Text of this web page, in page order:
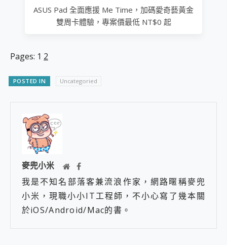
ASUS Pad 全面應援 Me Time，加碼愛奇藝黃金
雙周卡體驗，專案價最低 NT$0 起
Pages: 1 2
POSTED IN Uncategoried
麥兜小米
我是不知名部落客兼流浪作家，網路暱稱麥兜
小米，現職小小IT工程師，不小心寫了幾本關
於iOS/Android/Mac的書。